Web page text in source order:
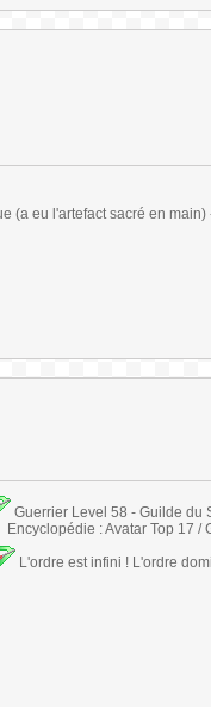
(a eu l'artefact sacré en
Guerrier Level 58 - Guilde du
Encyclopédie : Avatar Top 17 /
L'ordre est infini ! L'ordre